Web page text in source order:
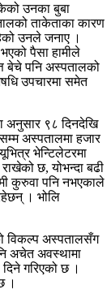
उनका बुबा
ताकेताका कारण
उनले जनाए ।
पैसा हामीले
बेचे पनि अस्पतालको
उपचारमा समेत
अनुसार ९८ दिनदेखि
अस्पतालमा हजार
भेन्टिलेटरमा
छ, योभन्दा बढी
कुरुवा पनि नभएकाले
। भोलि
विकल्प अस्पतालसँग
अचेत अवस्थामा
गरिएको छ ।
।